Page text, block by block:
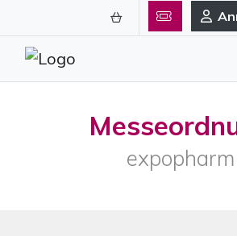
expopharm